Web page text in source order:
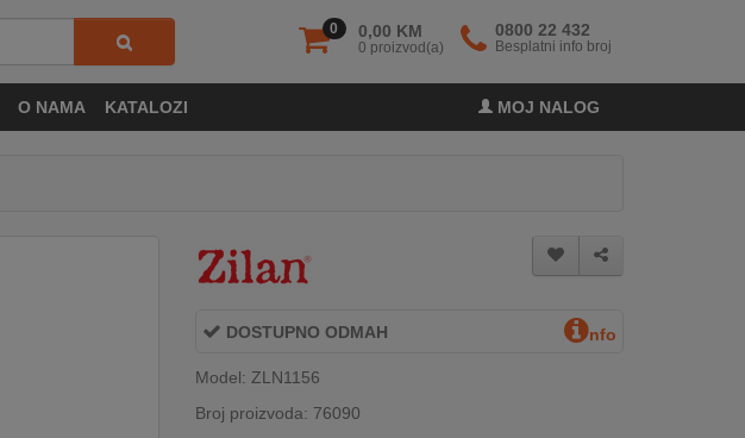
0 0,00 KM
0 proizvod(a)
0800 22 432
Besplatni info broj
O NAMA KATALOZI MOJ NALOG
DOSTUPNO ODMAH nfo
Model: ZLN1156
Broj proizvoda: 76090